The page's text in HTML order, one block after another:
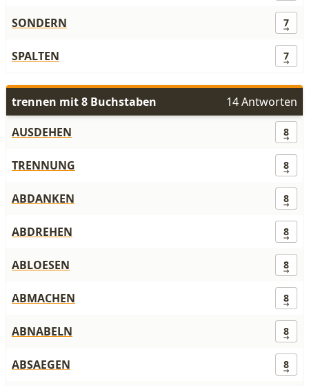
SONDERN 7
SPALTEN 7
trennen mit 8 Buchstaben
14 Antworten
AUSDEHEN
8
TRENNUNG 8
ABDANKEN 8
ABDREHEN 8
ABLOESEN 8
ABMACHEN 8
ABNABELN 8
ABSAEGEN 8